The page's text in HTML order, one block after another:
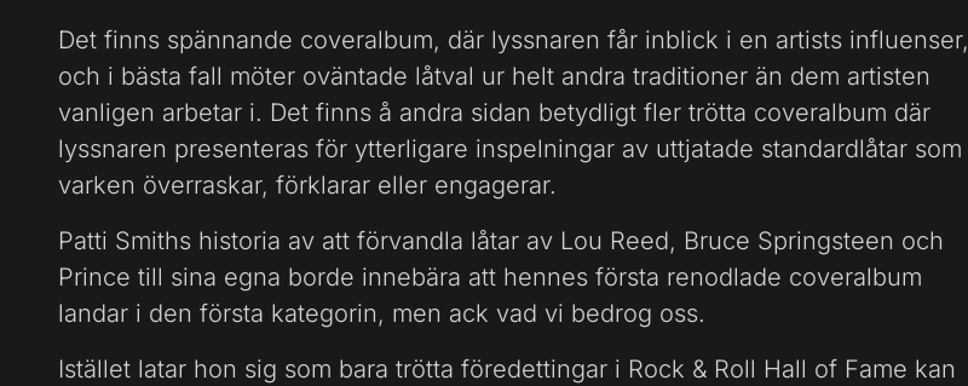
Det finns spännande coveralbum, där lyssnaren får inblick i en artists influenser,
och i bästa fall möter oväntade låtval ur helt andra traditioner än dem artisten
vanligen arbetar i. Det finns å andra sidan betydligt fler trötta coveralbum där
lyssnaren presenteras för ytterligare inspelningar av uttjatade standardlåtar som
varken överraskar, förklarar eller engagerar.
Patti Smiths historia av att förvandla låtar av Lou Reed, Bruce Springsteen och
Prince till sina egna borde innebära att hennes första renodlade coveralbum
landar i den första kategorin, men ack vad vi bedrog oss.
Istället latar hon sig som bara trötta föredettingar i Rock & Roll Hall of Fame kan